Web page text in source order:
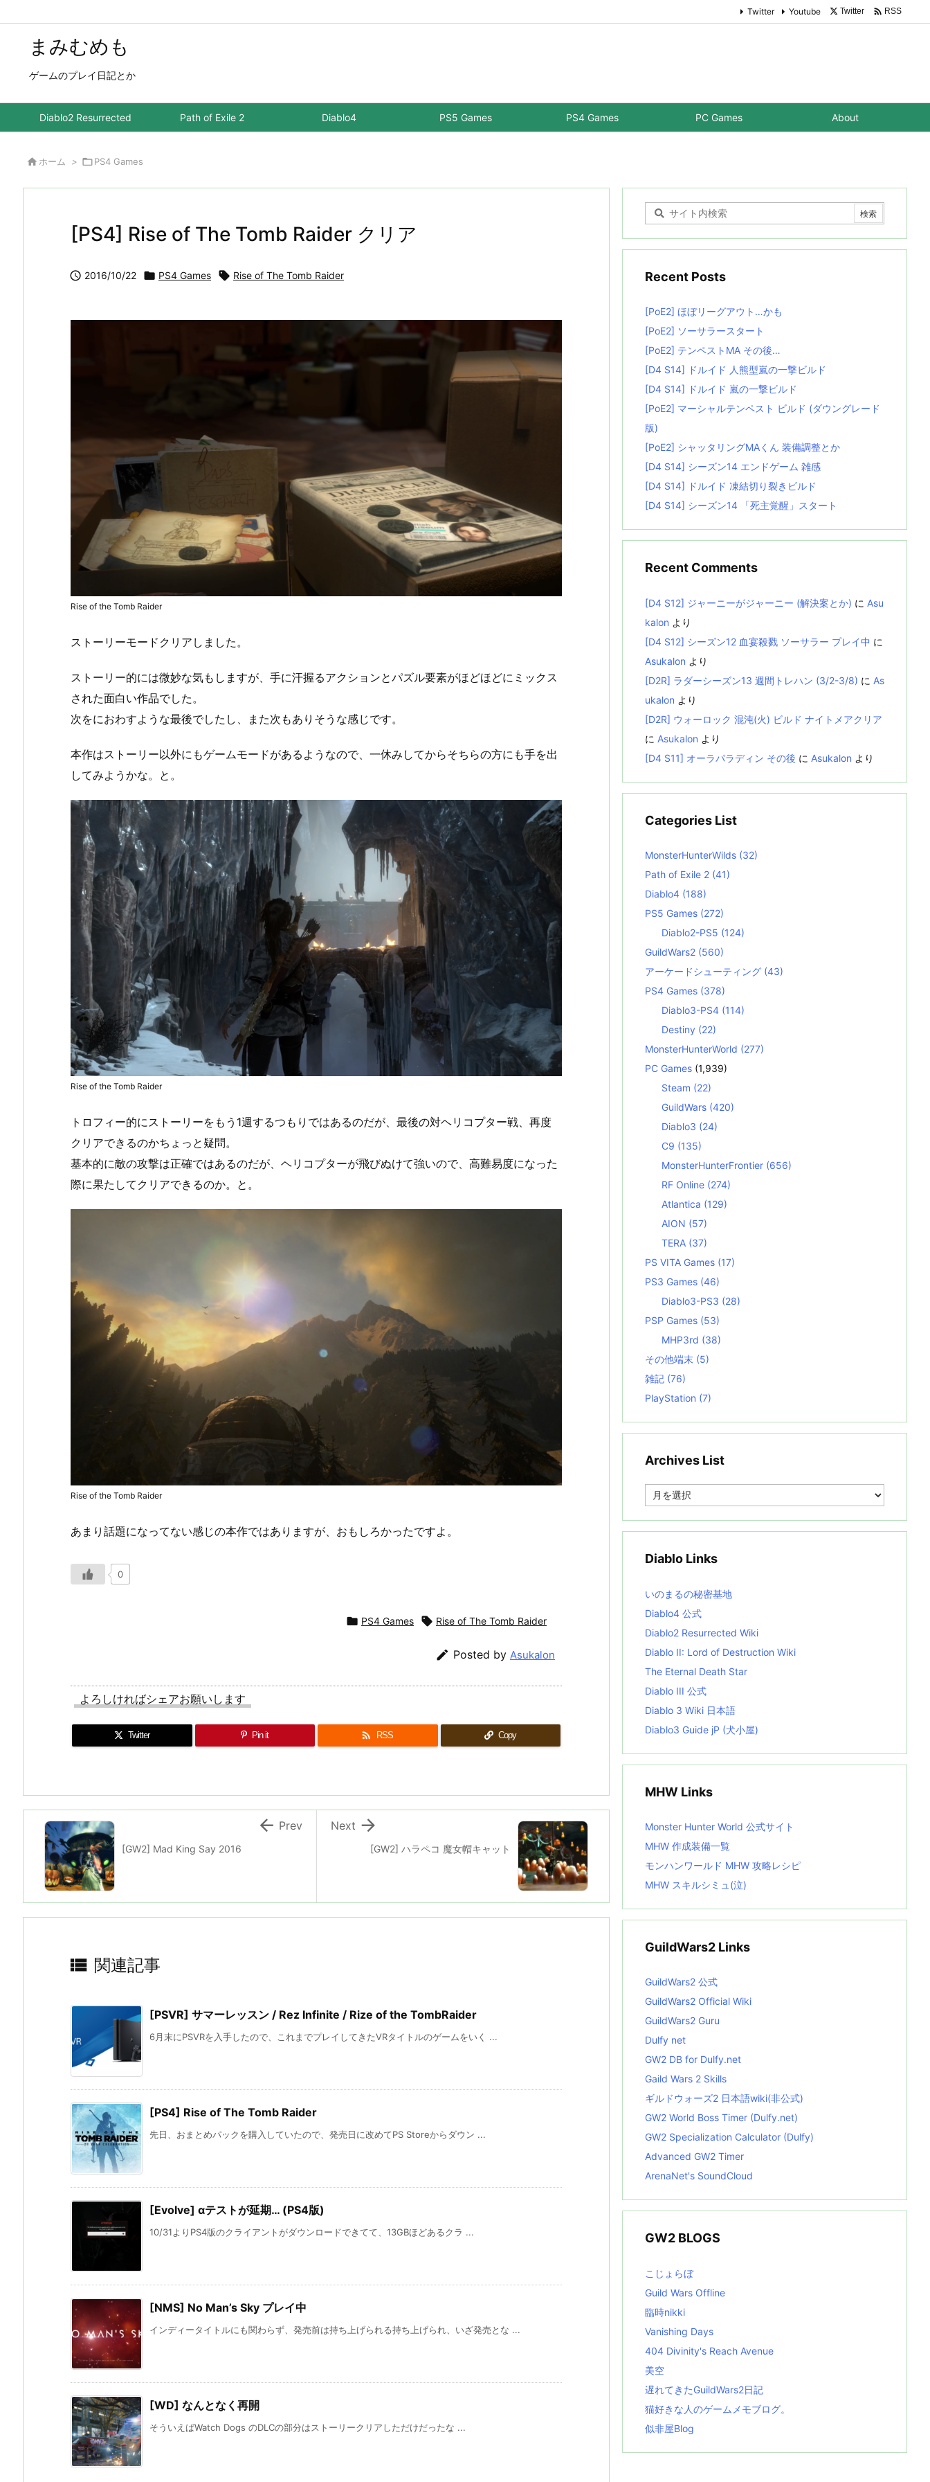
まみむめも
ゲームのプレイ日記とか
Diablo2 Resurrected Path of Exile 2 Diablo4 PS5 Games PS4 Games PC Games About
Twitter Youtube Twitter  RSS
 ホーム > PS4 Games
[PS4] Rise of The Tomb Raider クリア
 2016/10/22  PS4 Games  Rise of The Tomb Raider
Rise of the Tomb Raider
ストーリーモードクリアしました。
ストーリー的には微妙な気もしますが、手に汗握るアクションとパズル要素がほどほどにミックス
された面白い作品でした。
次をにおわすような最後でしたし、また次もありそうな感じです。
本作はストーリー以外にもゲームモードがあるようなので、一休みしてからそちらの方にも手を出
してみようかな。と。
Rise of the Tomb Raider
トロフィー的にストーリーをもう1週するつもりではあるのだが、最後の対ヘリコプター戦、再度
クリアできるのかちょっと疑問。
基本的に敵の攻撃は正確ではあるのだが、ヘリコプターが飛びぬけて強いので、高難易度になった
際に果たしてクリアできるのか。と。
Rise of the Tomb Raider
あまり話題になってない感じの本作ではありますが、おもしろかったですよ。
0
 PS4 Games  Rise of The Tomb Raider
 Posted by Asukalon
よろしければシェアお願いします
Twitter Pin it  RSS Copy
[GW2] ハラペコ 魔女帽キャット

Next
[GW2] Mad King Say 2016
 Prev
 関連記事
[PSVR] サマーレッスン / Rez Infinite / Rize of the TombRaider
6月末にPSVRを入手したので、これまでプレイしてきたVRタイトルのゲームをいく ...
[PS4] Rise of The Tomb Raider
先日、おまとめパックを購入していたので、発売日に改めてPS Storeからダウン ...
[Evolve] αテストが延期… (PS4版)
10/31よりPS4版のクライアントがダウンロードできてて、13GBほどあるクラ ...
[NMS] No Man’s Sky プレイ中
インディータイトルにも関わらず、発売前は持ち上げられる持ち上げられ、いざ発売とな ...
[WD] なんとなく再開
そういえばWatch Dogs のDLCの部分はストーリークリアしただけだったな ...
Recent Posts
[PoE2] ほぼリーグアウト…かも
[PoE2] ソーサラースタート
[PoE2] テンペストMA その後…
[D4 S14] ドルイド 人熊型嵐の一撃ビルド
[D4 S14] ドルイド 嵐の一撃ビルド
[PoE2] マーシャルテンペスト ビルド (ダウングレード
版)
[PoE2] シャッタリングMAくん 装備調整とか
[D4 S14] シーズン14 エンドゲーム 雑感
[D4 S14] ドルイド 凍結切り裂きビルド
[D4 S14] シーズン14 「死主覚醒」スタート
Recent Comments
[D4 S12] ジャーニーがジャーニー (解決案とか) に Asu
kalon より
[D4 S12] シーズン12 血宴殺戮 ソーサラー プレイ中 に
Asukalon より
[D2R] ラダーシーズン13 週間トレハン (3/2-3/8) に As
ukalon より
[D2R] ウォーロック 混沌(火) ビルド ナイトメアクリア
に Asukalon より
[D4 S11] オーラパラディン その後 に Asukalon より
Categories List
MonsterHunterWilds (32)
Path of Exile 2 (41)
Diablo4 (188)
PS5 Games (272)
Diablo2-PS5 (124)
GuildWars2 (560)
アーケードシューティング (43)
PS4 Games (378)
Diablo3-PS4 (114)
Destiny (22)
MonsterHunterWorld (277)
PC Games (1,939)
Steam (22)
GuildWars (420)
Diablo3 (24)
C9 (135)
MonsterHunterFrontier (656)
RF Online (274)
Atlantica (129)
AION (57)
TERA (37)
PS VITA Games (17)
PS3 Games (46)
Diablo3-PS3 (28)
PSP Games (53)
MHP3rd (38)
その他端末 (5)
雑記 (76)
PlayStation (7)
Archives List
e
i
s
t
Diablo Links
いのまるの秘密基地
Diablo4 公式
Diablo2 Resurrected Wiki
Diablo II: Lord of Destruction Wiki
The Eternal Death Star
Diablo III 公式
Diablo 3 Wiki 日本語
Diablo3 Guide jP (犬小屋)
MHW Links
Monster Hunter World 公式サイト
MHW 作成装備一覧
モンハンワールド MHW 攻略レシピ
MHW スキルシミュ(泣)
GuildWars2 Links
GuildWars2 公式
GuildWars2 Official Wiki
GuildWars2 Guru
Dulfy net
GW2 DB for Dulfy.net
Gaild Wars 2 Skills
ギルドウォーズ2 日本語wiki(非公式)
GW2 World Boss Timer (Dulfy.net)
GW2 Specialization Calculator (Dulfy)
Advanced GW2 Timer
ArenaNet's SoundCloud
GW2 BLOGS
こじょらぼ
Guild Wars Offline
臨時nikki
Vanishing Days
404 Divinity's Reach Avenue
美空
遅れてきたGuildWars2日記
猫好きな人のゲームメモブログ。
似非屋Blog